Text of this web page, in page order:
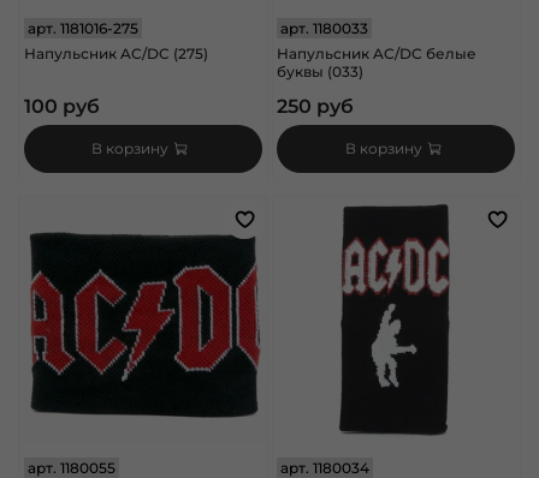
арт. 1181016-275
Напульсник AC/DC (275)
100 руб
В корзину
арт.1180033
Напульсник AC/DC белые
буквы (033)
250 руб
В корзину
арт. 1180055
арт.1180034